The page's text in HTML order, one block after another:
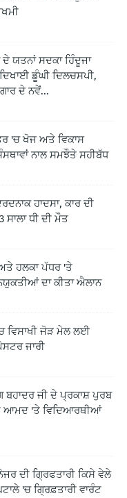
ਯਤਨਾਂ ਸਦਕਾ ਹਿੰਦੂਜਾ
ਡੂੰਘੀ ਦਿਲਚਸਪੀ,
ਦੇ ਨਵੇਂ...
'ਚ ਖੋਜ ਅਤੇ ਵਿਕਾਸ
ਨਾਲ ਸਮਝੌਤੇ ਸਹੀਬੱਧ
ਹਾਦਸਾ, ਕਾਰ ਦੀ
ਧੀ ਦੀ ਮੌਤ
ਹਲਕਾ ਪੱਧਰ 'ਤੇ
ਦਾ ਕੀਤਾ ਐਲਾਨ
ਵਿਸਾਖੀ ਜੋੜ ਮੇਲ ਲਈ
ਜਾਰੀ
ਜੀ ਦੇ ਪ੍ਰਕਾਸ਼ ਪੁਰਬ
ਆਮਦ 'ਤੇ ਵਿਦਿਆਰਥੀਆਂ
ਦੀ ਗ੍ਰਿਫਤਾਰੀ ਕਿਸੇ ਵੇਲੇ
'ਚ ਗ੍ਰਿਫ਼ਤਾਰੀ ਵਾਰੰਟ